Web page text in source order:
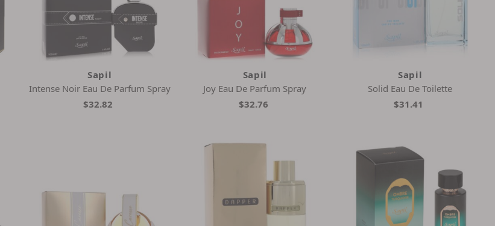
Sapil
Intense Noir Eau De Parfum Spray
$32.82
Sapil
Joy Eau De Parfum Spray
$32.76
Sapil
Solid Eau De Toilette
$31.41